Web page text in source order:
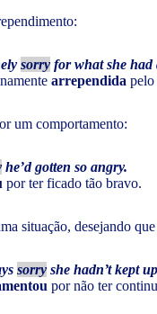
sorry for what she had
arrependida pelo
um comportamento:
he’d gotten so angry.
por ter ficado tão bravo.
situação, desejando
sorry she hadn’t kept
por não ter